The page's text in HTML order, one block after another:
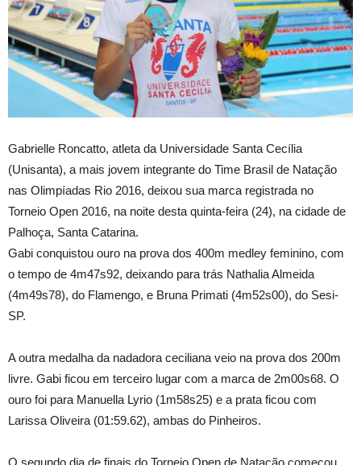
Gabrielle Roncatto, atleta da Universidade Santa Cecília
(Unisanta), a mais jovem integrante do Time Brasil de Natação
nas Olimpíadas Rio 2016, deixou sua marca registrada no
Torneio Open 2016, na noite desta quinta-feira (24), na cidade de
Palhoça, Santa Catarina.
Gabi conquistou ouro na prova dos 400m medley feminino, com
o tempo de 4m47s92, deixando para trás Nathalia Almeida
(4m49s78), do Flamengo, e Bruna Primati (4m52s00), do Sesi-
SP.
A outra medalha da nadadora ceciliana veio na prova dos 200m
livre. Gabi ficou em terceiro lugar com a marca de 2m00s68. O
ouro foi para Manuella Lyrio (1m58s25) e a prata ficou com
Larissa Oliveira (01:59.62), ambas do Pinheiros.